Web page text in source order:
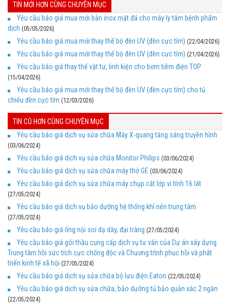
TIN MỚI HƠN CÙNG CHUYÊN MỤC
Yêu cầu báo giá mua mới bàn inox mặt đá cho máy ly tâm bệnh phẩm
dịch (05/05/2026)
Yêu cầu báo giá mua mới thay thế bộ đèn UV (đèn cực tím) (22/04/2026)
Yêu cầu báo giá mua mới thay thế bộ đèn UV (đèn cực tím) (21/04/2026)
Yêu cầu báo giá thay thế vật tư, linh kiện cho bơm tiêm điện TOP
(15/04/2026)
Yêu cầu báo giá mua mới thay thế bộ đèn UV (đèn cực tím) cho tủ
chiếu đèn cực tím (12/03/2026)
TIN CŨ HƠN CÙNG CHUYÊN MỤC
Yêu cầu báo giá dịch vụ sửa chữa Máy X-quang tăng sáng truyền hình
(03/06/2024)
Yêu cầu báo giá dịch vụ sửa chữa Monitor Philips (03/06/2024)
Yêu cầu báo giá dịch vụ sửa chữa máy thở GE (03/06/2024)
Yêu cầu báo giá dịch vụ sửa chữa máy chụp cắt lớp vi tính 16 lát
(27/05/2024)
Yêu cầu báo giá dịch vụ bảo dưỡng hệ thống khí nén trung tâm
(27/05/2024)
Yêu cầu báo giá ống nội soi dạ dày, đại tràng (27/05/2024)
Yêu cầu báo giá gói thầu cung cấp dịch vụ tư vấn của Dự án xây dựng
Trung tâm hồi sức tích cực chống độc và Chương trình phục hồi và phát
triển kinh tế xã hội (27/05/2024)
Yêu cầu báo giá dịch vụ sửa chữa bộ lưu điện Eaton (22/05/2024)
Yêu cầu báo giá dịch vụ sửa chữa, bảo dưỡng tủ bảo quản xác 2 ngăn
(22/05/2024)